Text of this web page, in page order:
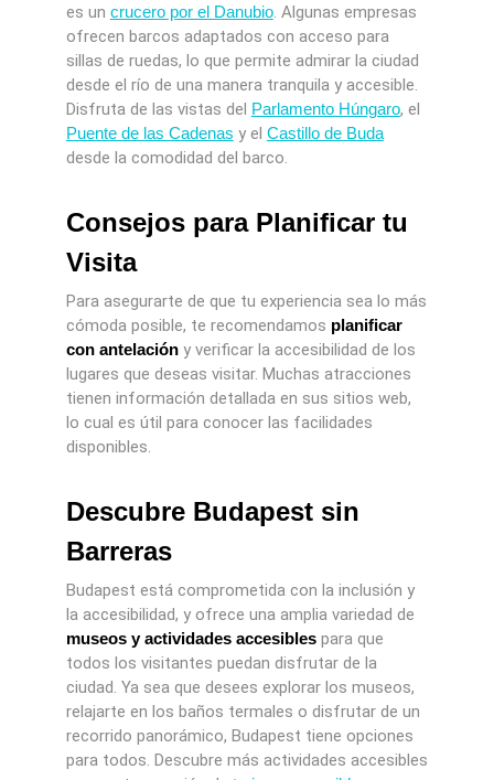
es un crucero por el Danubio. Algunas empresas
ofrecen barcos adaptados con acceso para
sillas de ruedas, lo que permite admirar la ciudad
desde el río de una manera tranquila y accesible.
Disfruta de las vistas del Parlamento Húngaro, el
Puente de las Cadenas y el Castillo de Buda
desde la comodidad del barco.
Consejos para Planificar tu
Visita
Para asegurarte de que tu experiencia sea lo más
cómoda posible, te recomendamos planificar
con antelacióny verificar la accesibilidad de los
lugares que deseas visitar. Muchas atracciones
tienen información detallada en sus sitios web,
lo cual es útil para conocer las facilidades
disponibles.
Descubre Budapest sin
Barreras
Budapest está comprometida con la inclusión y
la accesibilidad, y ofrece una amplia variedad de
museos y actividades accesiblespara que
todos los visitantes puedan disfrutar de la
ciudad. Ya sea que desees explorar los museos,
relajarte en los baños termales o disfrutar de un
recorrido panorámico, Budapest tiene opciones
para todos. Descubre más actividades accesibles